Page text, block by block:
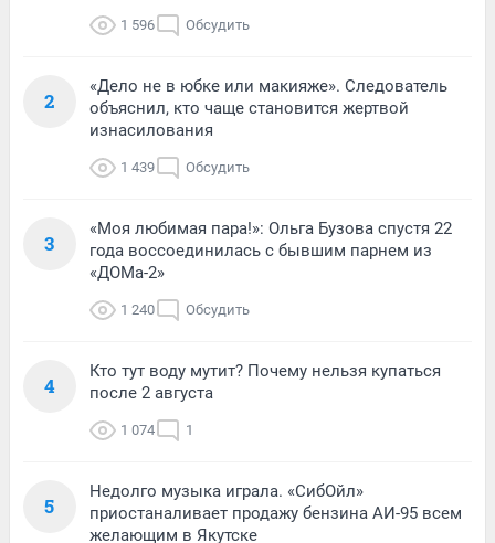
1 596 Обсудить
2
«Дело не в юбке или макияже». Следователь
объяснил, кто чаще становится жертвой
изнасилования
1 439 Обсудить
3
«Моя любимая пара!»: Ольга Бузова спустя 22
года воссоединилась с бывшим парнем из
«ДОМа-2»
1 240 Обсудить
4
Кто тут воду мутит? Почему нельзя купаться
после 2 августа
1 074 1
5
Недолго музыка играла. «СибОйл»
приостаналивает продажу бензина АИ-95 всем
желающим в Якутске